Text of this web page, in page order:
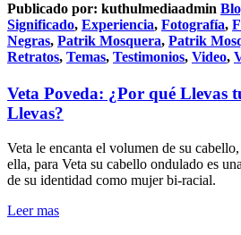
Publicado por: kuthulmediaadmin
Significado, Experiencia, Fotografía,
Negras, Patrik Mosquera, Patrik
Retratos, Temas, Testimonios, Video,
Veta Poveda: ¿Por qué Llevas
Llevas?
Veta le encanta el volumen de su
ella, para Veta su cabello ondulado es
de su identidad como mujer bi-racial.
Leer mas